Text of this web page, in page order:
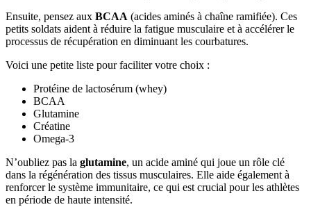
Ensuite, pensez aux BCAA (acides aminés à chaîne ramifiée). Ces
petits soldats aident à réduire la fatigue musculaire et à accélérer le
processus de récupération en diminuant les courbatures.
Voici une petite liste pour faciliter votre choix :
Protéine de lactosérum (whey)
BCAA
Glutamine
Créatine
Omega-3
N’oubliez pas la glutamine, un acide aminé qui joue un rôle clé
dans la régénération des tissus musculaires. Elle aide également à
renforcer le système immunitaire, ce qui est crucial pour les athlètes
en période de haute intensité.